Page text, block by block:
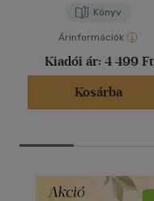
Könyv
Árinformációk
Kiadói ár: 4 499 Ft
Kosárba